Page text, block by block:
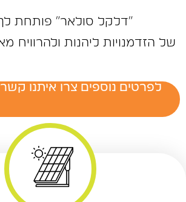
״דלקל ‬סולאר״‭ ‬פותחת‭ ‬לך‭ ‬חלון‭ ‬
של‭ ‬הזדמנויות‭ ‬ליהנות‭ ‬ולהרוויח‭ ‬מאנרגית‭ ‬השמש‭!‬
לפרטים נוספים צרו איתנו קשר